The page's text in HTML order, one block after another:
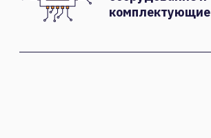
комплектующие